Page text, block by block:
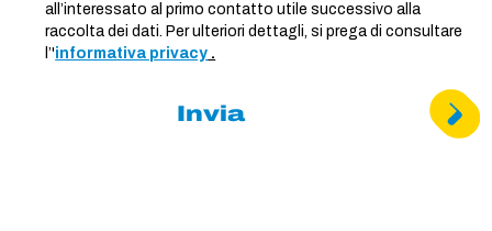
all’interessato al primo contatto utile successivo alla
raccolta dei dati. Per ulteriori dettagli, si prega di consultare
l’'informativa privacy .
Invia